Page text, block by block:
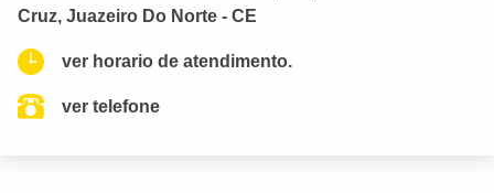
Cruz, Juazeiro Do Norte - CE
ver horario de atendimento.
ver telefone